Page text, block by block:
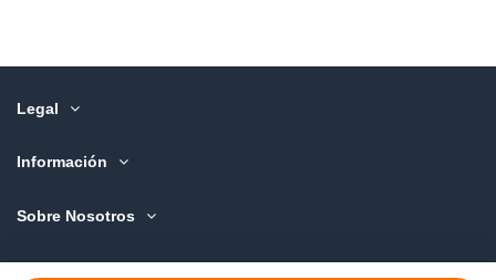
Legal
Información
Sobre Nosotros